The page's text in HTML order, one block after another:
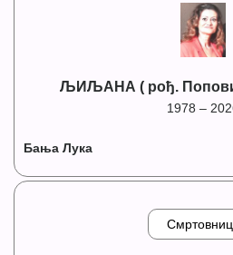
ЉИЉАНА ( рођ.
1978 –
Бања Лука